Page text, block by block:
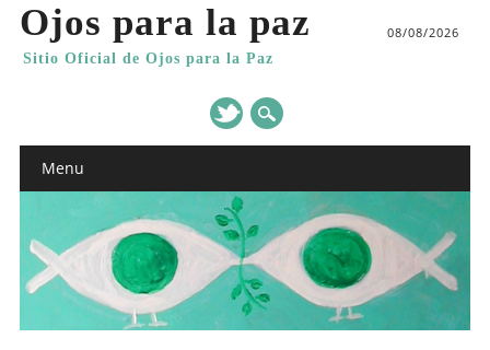
Ojos para la paz
Sitio Oficial de Ojos para la Paz
08/08/2026
Main menu
Menu